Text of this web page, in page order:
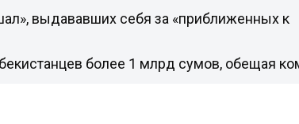
выдававших себя за «приближенных к
более 1 млрд сумов, обещая